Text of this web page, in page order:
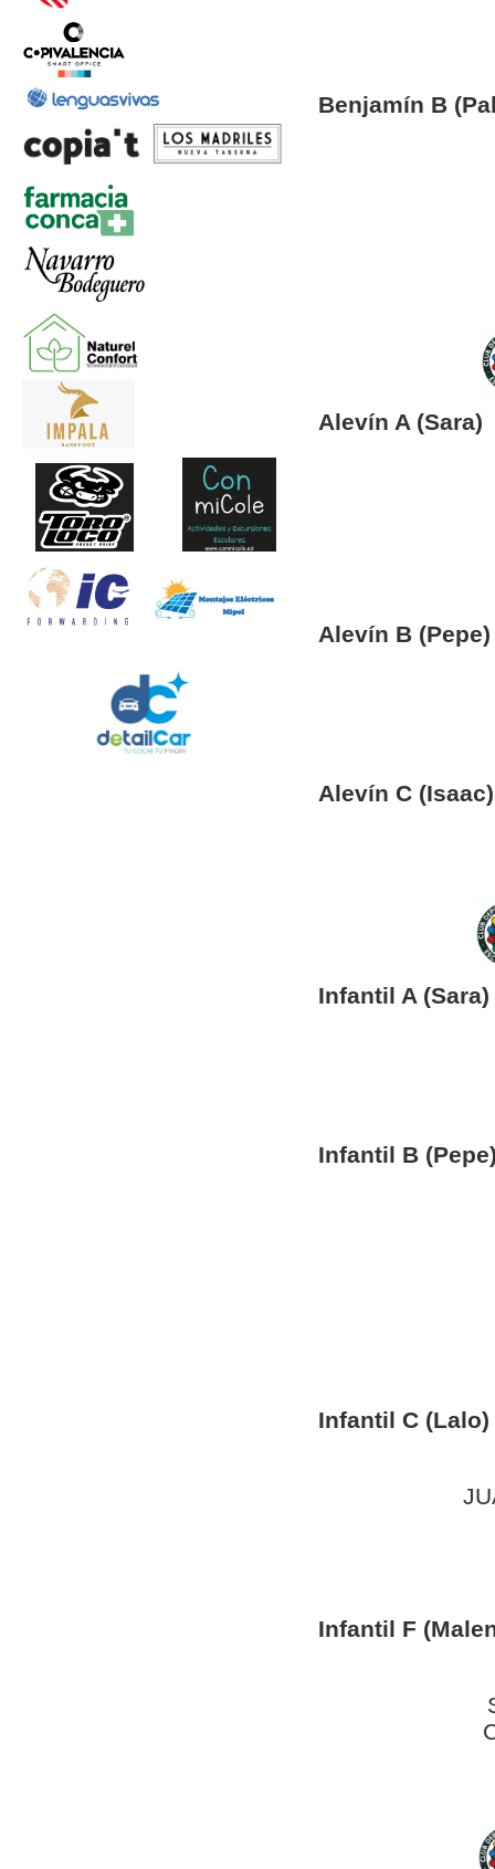
Benjamín B
Alevín A (Sara)
Alevín B (Pepe)
Alevín C (Isaac)
Infantil A (Sara)
Infantil B
Infantil C (Lalo)
Infantil F